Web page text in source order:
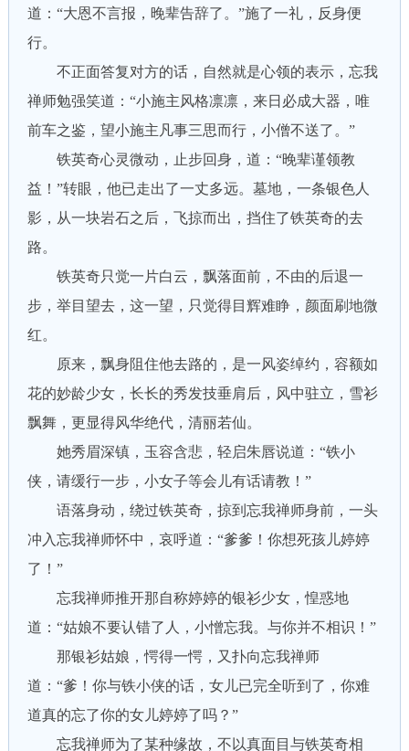
道：“大恩不言报，晚辈告辞了。”施了一礼，反身便
行。
不正面答复对方的话，自然就是心领的表示，忘我
禅师勉强笑道：“小施主风格凛凛，来日必成大器，唯
前车之鉴，望小施主凡事三思而行，小僧不送了。”
铁英奇心灵微动，止步回身，道：“晚辈谨领教
益！”转眼，他已走出了一丈多远。墓地，一条银色人
影，从一块岩石之后，飞掠而出，挡住了铁英奇的去
路。
铁英奇只觉一片白云，飘落面前，不由的后退一
步，举目望去，这一望，只觉得目辉难睁，颜面刷地微
红。
原来，飘身阻住他去路的，是一风姿绰约，容额如
花的妙龄少女，长长的秀发技垂肩后，风中驻立，雪衫
飘舞，更显得风华绝代，清丽若仙。
她秀眉深镇，玉容含悲，轻启朱唇说道：“铁小
侠，请缓行一步，小女子等会儿有话请教！”
语落身动，绕过铁英奇，掠到忘我禅师身前，一头
冲入忘我禅师怀中，哀呼道：“爹爹！你想死孩儿婷婷
了！”
忘我禅师推开那自称婷婷的银衫少女，惶惑地
道：“姑娘不要认错了人，小憎忘我。与你并不相识！”
那银衫姑娘，愕得一愕，又扑向忘我禅师
道：“爹！你与铁小侠的话，女儿已完全听到了，你难
道真的忘了你的女儿婷婷了吗？”
忘我禅师为了某种缘故，不以真面目与铁英奇相